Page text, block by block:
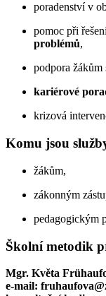
poradenství v
pomoc při
problémů,
podpora žákům
kariérové
krizová
Komu jsou
žákům,
zákonným
pedagogickým
Školní metodik
Mgr. Květa
e-mail: